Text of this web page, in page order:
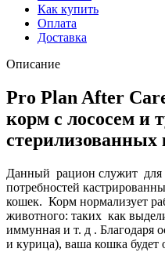
Как купить
Оплата
Доставка
Описание
Pro Plan After
корм с лососем и
стерилизованных
Данный рацион служит для
потребностей
кошек. Корм нормализует
животного: таких как
иммунная и т. д . Благодаря
и курица), ваша кошка будет